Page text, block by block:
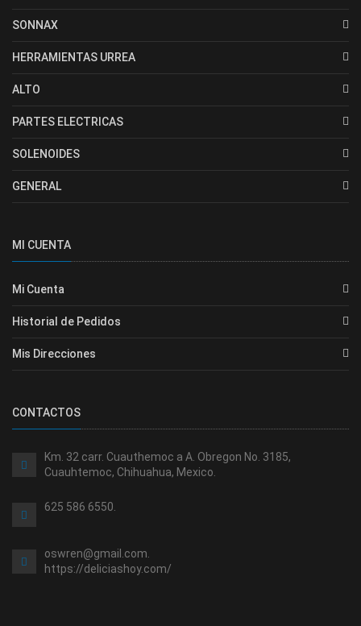
SONNAX
HERRAMIENTAS URREA
ALTO
PARTES ELECTRICAS
SOLENOIDES
GENERAL
MI CUENTA
Mi Cuenta
Historial de Pedidos
Mis Direcciones
CONTACTOS
Km. 32 carr. Cuauthemoc a A. Obregon No. 3185,
Cuauhtemoc, Chihuahua, Mexico.
625 586 6550.
oswren@gmail.com.
https://deliciashoy.com/